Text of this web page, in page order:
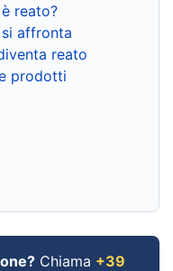
reato?
affronta
reato
prodotti
Chiama +39